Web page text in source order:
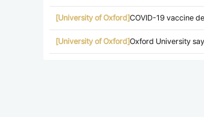
[University of Oxford]COVID-19 vaccine
[University of Oxford]Oxford University